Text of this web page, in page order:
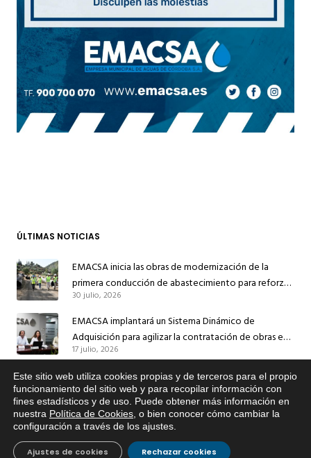
ÚLTIMAS NOTICIAS
EMACSA inicia las obras de modernización de la
primera conducción de abastecimiento para reforzar
el suministro de agua de Córdoba
30 julio, 2026
EMACSA implantará un Sistema Dinámico de
Adquisición para agilizar la contratación de obras en
sus redes e instalaciones
17 julio, 2026
EMACSA inicia hoy las obras de una nueva arteria de
abastecimiento y una red de agua no potable en
Ingeniero Ruiz de Azúa
13 julio, 2026
Caracterización ZA Córdoba Red Quemadas- 1ª Sem
2026
Este sitio web utiliza cookies propias y de terceros para el propio
funcionamiento del sitio web y para recopilar información con
fines estadísticos y de uso. Puede obtener más información en
nuestra Política de Cookies , o bien conocer cómo cambiar la
configuración a través de los ajustes
Rechazar cookies
Ajustes de cookies
Si tiene cualquier duda sobre
EMACSA, haga click abajo.